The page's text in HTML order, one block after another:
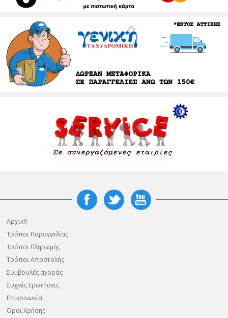
Αρχική
Τρόποι Παραγγελίας
Τρόποι Πληρωμής
Τρόποι Αποστολής
Συμβουλές αγοράς
Συχνές Ερωτήσεις
Επικοινωνία
Όροι Χρήσης